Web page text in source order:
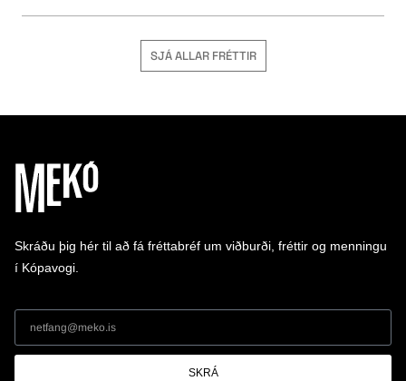
SJÁ ALLAR FRÉTTIR
Skráðu þig hér til að fá fréttabréf um viðburði, fréttir og menningu
í Kópavogi.
SKRÁ